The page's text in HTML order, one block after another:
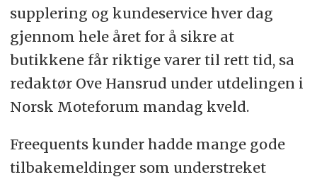
supplering og kundeservice hver dag
gjennom hele året for å sikre at
butikkene får riktige varer til rett tid, sa
redaktør Ove Hansrud under utdelingen i
Norsk Moteforum mandag kveld.
Freequents kunder hadde mange gode
tilbakemeldinger som understreket